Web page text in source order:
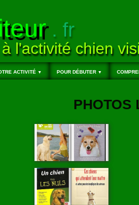
. fr
l'activité chien
ACTIVITÉ ▼ POUR DÉBUTER ▼
PHOTOS